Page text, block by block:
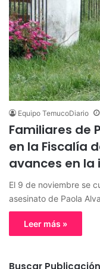
Equipo TemucoDiario
Familiares de
en la Fiscalía
avances en
El 9 de noviembre se
asesinato de Paola
Leer más »
Buscar Publicación